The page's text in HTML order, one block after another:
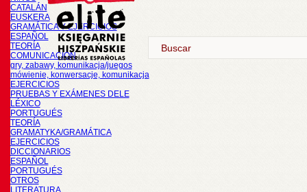
CATALÁN
EUSKERA
GRAMÁTICA Y EJERCICIOS
ESPAÑOL
TEORÍA
COMUNICACIÓN
gry, zabawy, komunikacja/juegos
mówienie, konwersacje, komunikacja
EJERCICIOS
PRUEBAS Y EXÁMENES DELE
LÉXICO
PORTUGUÉS
TEORÍA
GRAMATYKA/GRAMÁTICA
EJERCICIOS
DICCIONARIOS
ESPAÑOL
PORTUGUÉS
OTROS
LITERATURA